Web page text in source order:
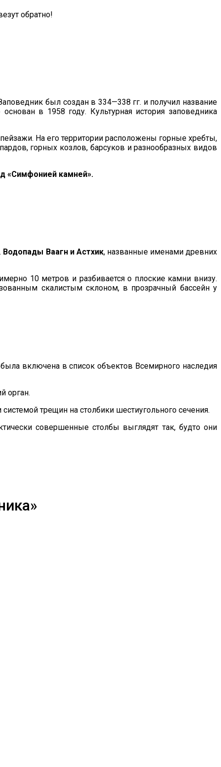
обратно!
был создан в 334—338 гг. и получил название
основан в 1958 году. Культурная история заповедника
На его территории расположены горные хребты,
горных козлов, барсуков и разнообразных видов
«Симфонией камней».
Водопады Ваагн и Астхик, названные именами древних
10 метров и разбивается о плоские камни внизу.
скалистым склоном, в прозрачный бассейн у
включена в список объектов Всемирного наследия
орган.
трещин на столбики шестиугольного сечения.
совершенные столбы выглядят так, будто они